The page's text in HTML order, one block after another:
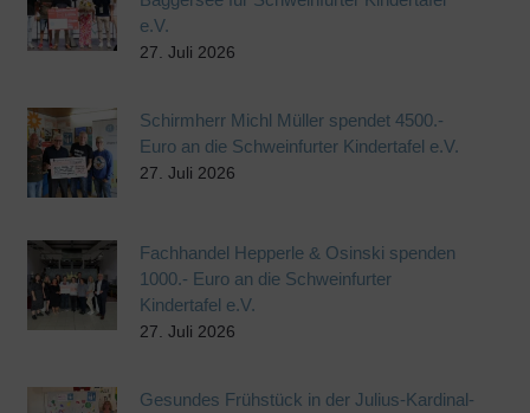
e.V.
27. Juli 2026
Schirmherr Michl Müller spendet 4500.-
Euro an die Schweinfurter Kindertafel e.V.
27. Juli 2026
Fachhandel Hepperle & Osinski spenden
1000.- Euro an die Schweinfurter
Kindertafel e.V.
27. Juli 2026
Gesundes Frühstück in der Julius-Kardinal-